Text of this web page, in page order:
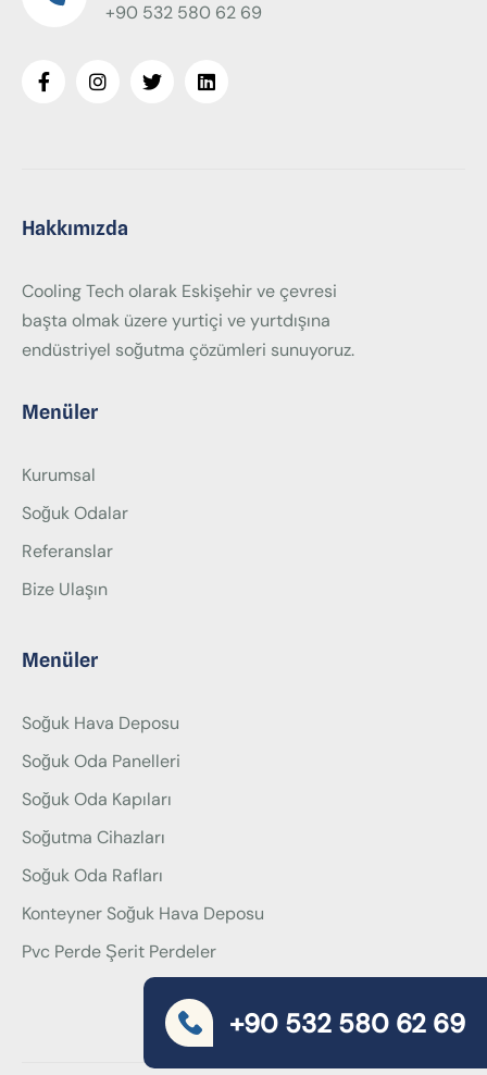
+90 532 580 62 69
Hakkımızda
Cooling Tech olarak Eskişehir ve çevresi
başta olmak üzere yurtiçi ve yurtdışına
endüstriyel soğutma çözümleri sunuyoruz.
Menüler
Kurumsal
Soğuk Odalar
Referanslar
Bize Ulaşın
Menüler
Soğuk Hava Deposu
Soğuk Oda Panelleri
Soğuk Oda Kapıları
Soğutma Cihazları
Soğuk Oda Rafları
Konteyner Soğuk Hava Deposu
Pvc Perde Şerit Perdeler
+90 532 580 62 69